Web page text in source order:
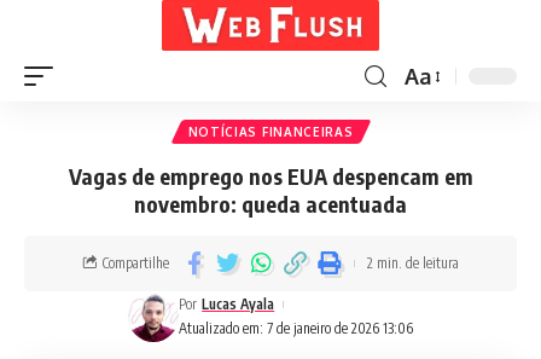
Aa
NOTÍCIAS FINANCEIRAS
Vagas de emprego nos EUA despencam em
novembro: queda acentuada
Atualizado em: 7 de janeiro de 2026 13:06
Por Lucas Ayala
Compartilhe 2 min. de leitura